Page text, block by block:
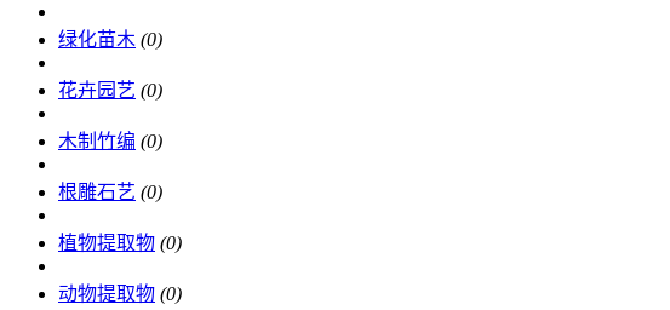
绿化苗木 (0)
花卉园艺 (0)
木制竹编 (0)
根雕石艺 (0)
植物提取物 (0)
动物提取物 (0)